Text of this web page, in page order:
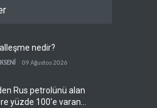
nedir?
09 Ağustos 2026
Rus petrolünü alan
yüzde 100'e varan